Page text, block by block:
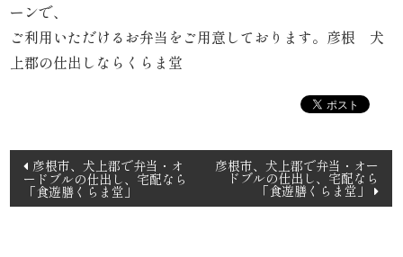
ー
ド
く
ーンで、
ご利用いただけるお弁当をご用意しております。彦根 犬
上郡の仕出しならくらま堂
投
稿
ナ
彦根市、犬上郡で弁当・オ
ードブルの仕出し、宅配なら
「食遊膳くらま堂」
彦根市、犬上郡で弁当・オー
ドブルの仕出し、宅配なら
「食遊膳くらま堂」